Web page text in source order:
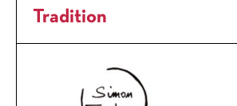
Tradition